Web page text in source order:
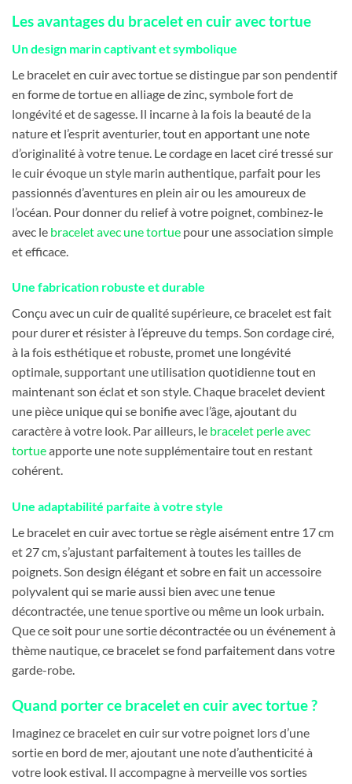
Les avantages du bracelet en cuir avec tortue
Un design marin captivant et symbolique
Le bracelet en cuir avec tortue se distingue par son pendentif
en forme de tortue en alliage de zinc, symbole fort de
longévité et de sagesse. Il incarne à la fois la beauté de la
nature et l’esprit aventurier, tout en apportant une note
d’originalité à votre tenue. Le cordage en lacet ciré tressé sur
le cuir évoque un style marin authentique, parfait pour les
passionnés d’aventures en plein air ou les amoureux de
l’océan. Pour donner du relief à votre poignet, combinez-le
avec le bracelet avec une tortue pour une association simple
et efficace.
Une fabrication robuste et durable
Conçu avec un cuir de qualité supérieure, ce bracelet est fait
pour durer et résister à l’épreuve du temps. Son cordage ciré,
à la fois esthétique et robuste, promet une longévité
optimale, supportant une utilisation quotidienne tout en
maintenant son éclat et son style. Chaque bracelet devient
une pièce unique qui se bonifie avec l’âge, ajoutant du
caractère à votre look. Par ailleurs, le bracelet perle avec
tortueapporte une note supplémentaire tout en restant
cohérent.
Une adaptabilité parfaite à votre style
Le bracelet en cuir avec tortue se règle aisément entre 17 cm
et 27 cm, s’ajustant parfaitement à toutes les tailles de
poignets. Son design élégant et sobre en fait un accessoire
polyvalent qui se marie aussi bien avec une tenue
décontractée, une tenue sportive ou même un look urbain.
Que ce soit pour une sortie décontractée ou un événement à
thème nautique, ce bracelet se fond parfaitement dans votre
garde-robe.
Quand porter ce bracelet en cuir avec tortue ?
Imaginez ce bracelet en cuir sur votre poignet lors d’une
sortie en bord de mer, ajoutant une note d’authenticité à
votre look estival. Il accompagne à merveille vos sorties